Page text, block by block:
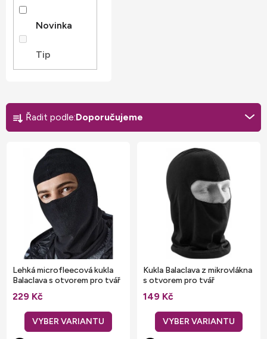
Novinka
Tip
Ř
z
Řadit podle:Doporučujeme
o
d
u
Lehká microfleecová kukla
Balaclava s otvorem pro tvář
229 Kč
Kukla Balaclava z mikrovlákna
s otvorem pro tvář
149 Kč